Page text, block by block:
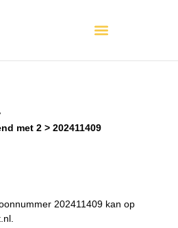
met 2
202411409
202411409 kan op